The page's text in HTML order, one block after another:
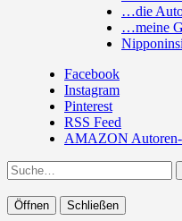
…die
…meine
Facebook
Instagram
Pinterest
RSS Feed
AMAZON
Suche
Öffnen Schließen